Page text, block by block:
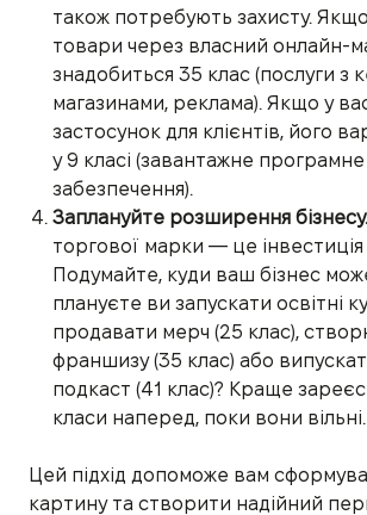
також потребують захисту.
товари через власний онлайн-
знадобиться 35 клас (послуги з
магазинами, реклама). Якщо у
застосунок для клієнтів, його
у 9 класі (завантажне програмне
забезпечення).
Заплануйте розширення бізнесу.
торгової марки — це інвестиція
Подумайте, куди ваш бізнес
плануєте ви запускати освітні
продавати мерч (25 клас),
франшизу (35 клас) або
подкаст (41 клас)? Краще
класи наперед, поки вони вільні.
Цей підхід допоможе вам
картину та створити надійний